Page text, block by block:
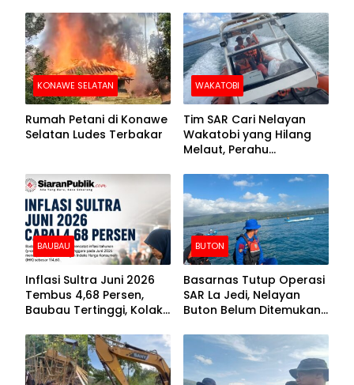
Kolut
Barang Senilai Rp419,5
Juta
KONAWE SELATAN
Rumah Petani di Konawe
Selatan Ludes Terbakar
WAKATOBI
Tim SAR Cari Nelayan
Wakatobi yang Hilang
Melaut, Perahu
Kemasukan Air
BAUBAU
Inflasi Sultra Juni 2026
Tembus 4,68 Persen,
Baubau Tertinggi, Kolaka
BUTON
Basarnas Tutup Operasi
SAR La Jedi, Nelayan
Buton Belum Ditemukan